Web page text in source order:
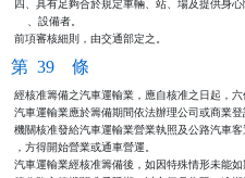
四、具有足夠合於規定車輛、站、場及提供身
    、設備者。
前項審核細則，由交通部定之。
第 39 條
經核准籌備之汽車運輸業，應自核准之日起，六
汽車運輸業應於籌備期間依法辦理公司或商業
機關核准發給汽車運輸業營業執照及公路汽車
，方得開始營業或通車營運。
汽車運輸業經核准籌備後，如因特殊情形未能